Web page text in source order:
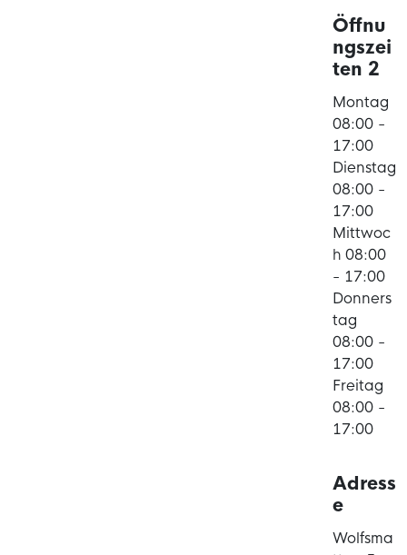
Öffnu
ngszei
ten 2
Montag
08:00 -
17:00
Dienstag
08:00 -
17:00
Mittwoc
h 08:00
- 17:00
Donners
tag
08:00 -
17:00
Freitag
08:00 -
17:00
Adress
e
Wolfsma